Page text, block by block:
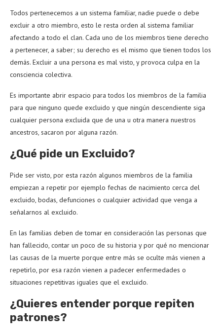
Todos pertenecemos a un sistema familiar, nadie puede o debe
excluir a otro miembro, esto le resta orden al sistema familiar
afectando a todo el clan. Cada uno de los miembros tiene derecho
a pertenecer, a saber; su derecho es el mismo que tienen todos los
demás. Excluir a una persona es mal visto, y provoca culpa en la
consciencia colectiva.
Es importante abrir espacio para todos los miembros de la familia
para que ninguno quede excluido y que ningún descendiente siga
cualquier persona excluida que de una u otra manera nuestros
ancestros, sacaron por alguna razón.
¿Qué pide un Excluido?
Pide ser visto, por esta razón algunos miembros de la familia
empiezan a repetir por ejemplo fechas de nacimiento cerca del
excluido, bodas, defunciones o cualquier actividad que venga a
señalarnos al excluido.
En las familias deben de tomar en consideración las personas que
han fallecido, contar un poco de su historia y por qué no mencionar
las causas de la muerte porque entre más se oculte más vienen a
repetirlo, por esa razón vienen a padecer enfermedades o
situaciones repetitivas iguales que el excluido.
¿Quieres entender porque repiten
patrones?